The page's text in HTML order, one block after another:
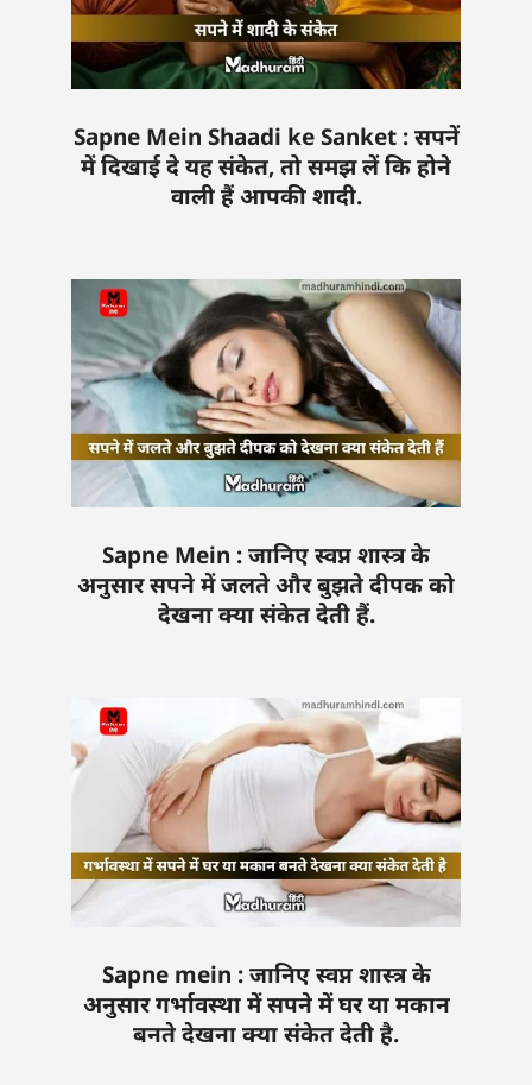
Sapne Mein Shaadi ke Sanket : सपनें
में दिखाई दे यह संकेत, तो समझ लें कि होने
वाली हैं आपकी शादी.
Sapne Mein : जानिए स्वप्न शास्त्र के
अनुसार सपने में जलते और बुझते दीपक को
देखना क्या संकेत देती हैं.
Sapne mein : जानिए स्वप्न शास्त्र के
अनुसार गर्भावस्था में सपने में घर या मकान
बनते देखना क्या संकेत देती है.